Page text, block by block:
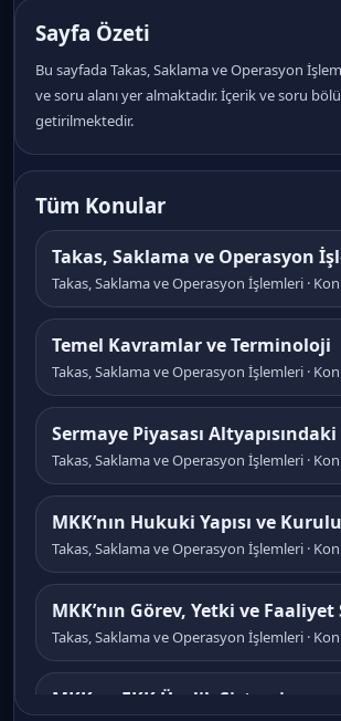
Sayfa Özeti
Bu sayfada Takas, Saklama ve Operasyon
ve soru alanı yer almaktadır. İçerik ve soru
getirilmektedir.
Tüm Konular
Takas, Saklama ve Operasyon
Takas, Saklama ve Operasyon İşlemleri ·
Temel Kavramlar ve Terminoloji
Takas, Saklama ve Operasyon İşlemleri ·
Sermaye Piyasası
Takas, Saklama ve Operasyon İşlemleri ·
MKK’nın Hukuki Yapısı ve
Takas, Saklama ve Operasyon İşlemleri ·
MKK’nın Görev, Yetki ve Faaliyet
Takas, Saklama ve Operasyon İşlemleri ·
MKK ve EKK Üyelik Sistemi